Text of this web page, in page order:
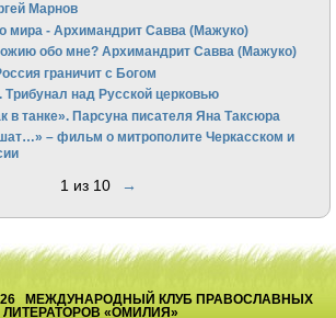
Марнов
мира - Архимандрит Савва (Мажуко)
обо мне? Архимандрит Савва (Мажуко)
граничит с Богом
над Русской церковью
в танке». Парсуна писателя Яна Таксюра
– фильм о митрополите Черкасском и
1 из 10 →
МЕЖДУНАРОДНЫЙ КЛУБ ПРАВОСЛАВНЫХ
ЛИТЕРАТОРОВ «ОМИЛИЯ»